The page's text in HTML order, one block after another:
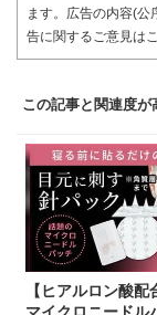
ます。広告の内容(
告に関するご意見は
この記事と関連度が
【ヒアルロン酸配